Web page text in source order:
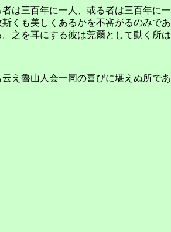
三百年に一人、或る者は三百年に
くも美しくあるかを不審がるのみで
之を耳にする彼は莞爾として動く所
え魯山人会一同の喜びに堪えぬ所であ